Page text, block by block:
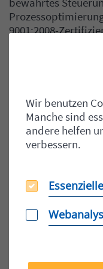
9001:2008-
machen“, so Dipl.-
Teile Beitrag:
Wir benutzen
Manche sind
andere helfen
verbessern.
Essenzielle
Essenzielle